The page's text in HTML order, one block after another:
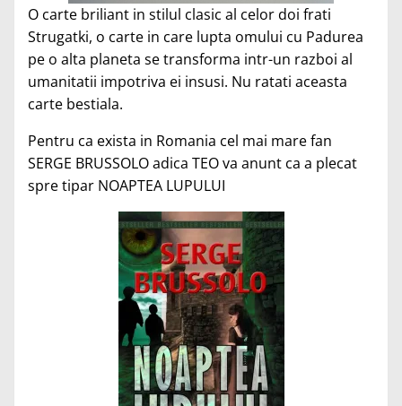
O carte briliant in stilul clasic al celor doi frati
Strugatki, o carte in care lupta omului cu Padurea
pe o alta planeta se transforma intr-un razboi al
umanitatii impotriva ei insusi. Nu ratati aceasta
carte bestiala.
Pentru ca exista in Romania cel mai mare fan
SERGE BRUSSOLO adica TEO va anunt ca a plecat
spre tipar NOAPTEA LUPULUI